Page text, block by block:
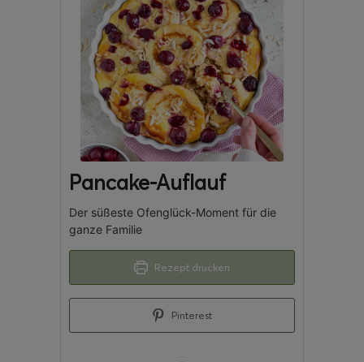
Pancake-Auflauf
Der süßeste Ofenglück-Moment für die
ganze Familie
Rezept drucken
Pinterest